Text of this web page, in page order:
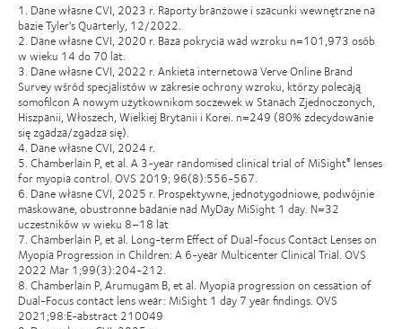
1. Dane własne CVI, 2023 r. Raporty branżowe i szacunki wewnętrzne na
bazie Tyler's Quarterly, 12/2022.
2. Dane własne CVI, 2020 r. Baza pokrycia wad wzroku n=101,973 osób
w wieku 14 do 70 lat.
3. Dane własne CVI, 2022 r. Ankieta internetowa Verve Online Brand
Survey wśród specjalistów w zakresie ochrony wzroku, którzy polecają
somofilcon A nowym użytkownikom soczewek w Stanach Zjednoczonych,
Hiszpanii, Włoszech, Wielkiej Brytanii i Korei. n=249 (80% zdecydowanie
się zgadza/zgadza się).
4. Dane własne CVI, 2024 r.
5. Chamberlain P, et al. A 3-year randomised clinical trial of MiSight® lenses
for myopia control. OVS 2019; 96(8):556-567.
6. Dane własne CVI, 2025 r. Prospektywne, jednotygodniowe, podwójnie
maskowane, obustronne badanie nad MyDay MiSight 1 day. N=32
uczestników w wieku 8–18 lat
7. Chamberlain P, et al. Long-term Effect of Dual-focus Contact Lenses on
Myopia Progression in Children: A 6-year Multicenter Clinical Trial. OVS
2022 Mar 1;99(3):204-212.
8. Chamberlain P, Arumugam B, et al. Myopia progression on cessation of
Dual-Focus contact lens wear: MiSight 1 day 7 year findings. OVS
2021;98:E-abstract 210049